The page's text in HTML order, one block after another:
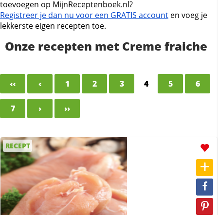
toevoegen op MijnReceptenboek.nl?
Registreer je dan nu voor een GRATIS account en voeg je
lekkerste eigen recepten toe.
Onze recepten met Creme fraiche
‹‹ ‹ 1 2 3 4 5 6
7 › ››
RECEPT